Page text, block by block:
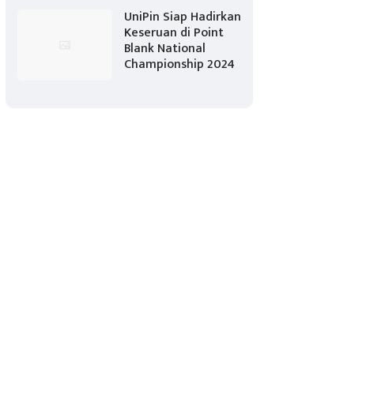
UniPin Siap Hadirkan
Keseruan di Point
Blank National
Championship 2024